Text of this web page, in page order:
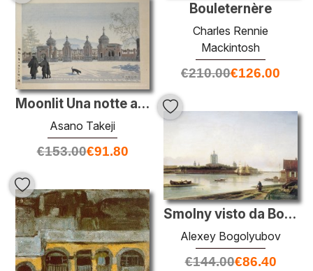
Bouleternère
Charles Rennie
Mackintosh
€210.00€126.00
Moonlit Una notte al museo
Asano Takeji
€153.00€91.80
Smolny visto da Bolshaya Okhta
Alexey Bogolyubov
€144.00€86.40